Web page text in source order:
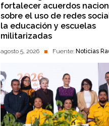
fortalecer acuerdos
sobre el uso de redes
la educación y escuelas
militarizadas
agosto 5, 2026 Fuente: Noticias